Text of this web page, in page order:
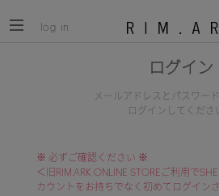
log in
ログイン
メールアドレスとパスワー
ログインしてくださ
※ 必ずご確認ください ※
＜旧RIM.ARK ONLINE STOREご利用で
カウントをお持ちでなく初めてログイン